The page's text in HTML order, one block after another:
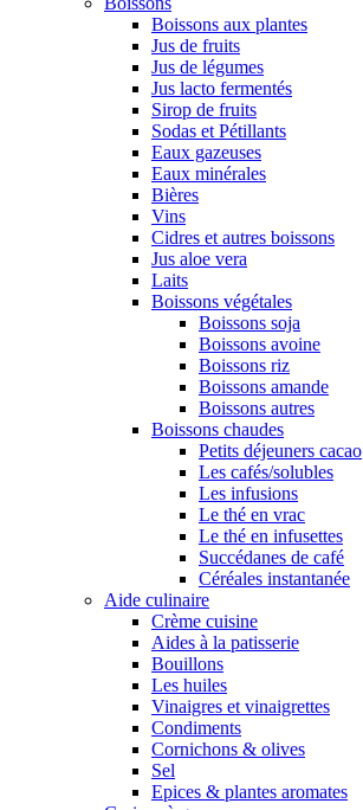
Boissons aux plantes
Jus de fruits
Jus de légumes
Jus lacto fermentés
Sirop de fruits
Sodas et Pétillants
Eaux gazeuses
Eaux minérales
Bières
Vins
Cidres et autres boissons
Jus aloe vera
Laits
Boissons végétales
Boissons soja
Boissons avoine
Boissons riz
Boissons amande
Boissons autres
Boissons chaudes
Petits déjeuners cacao
Les cafés/solubles
Les infusions
Le thé en vrac
Le thé en infusettes
Succédanes de café
Céréales instantanée
Aide culinaire
Crème cuisine
Aides à la patisserie
Bouillons
Les huiles
Vinaigres et vinaigrettes
Condiments
Cornichons & olives
Sel
Epices & plantes aromates